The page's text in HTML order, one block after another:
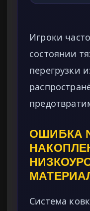
Игроки
состоянии
перегрузки
ОШИБКА
Система